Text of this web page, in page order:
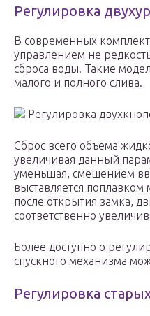
Регулировка
В современных
управлением не
сброса воды. Такие
малого и полного слива.
Регулировка
Сброс всего объема
увеличивая данный
уменьшая, смещением
выставляется
после открытия замка,
соответственно
Более доступно о
спускного механизма
Регулировка